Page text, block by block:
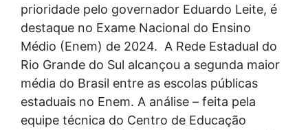
prioridade pelo governador Eduardo Leite, é
destaque no Exame Nacional do Ensino
Médio (Enem) de 2024. A Rede Estadual do
Rio Grande do Sul alcançou a segunda maior
média do Brasil entre as escolas públicas
estaduais no Enem. A análise – feita pela
equipe técnica do Centro de Educação